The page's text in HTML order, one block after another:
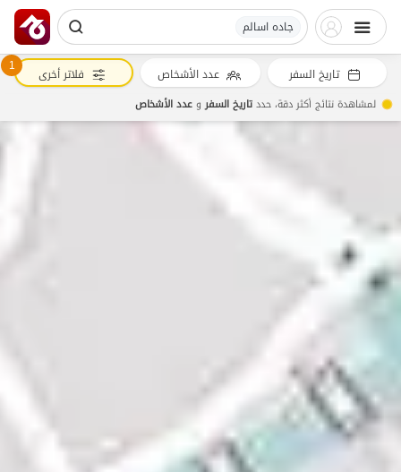
جاده اسالم
تاريخ السفر عدد الأشخاص 1 فلاتر أخرى
لمشاهدة نتائج أكثر دقة، حددتاريخ السفروعدد الأشخاص